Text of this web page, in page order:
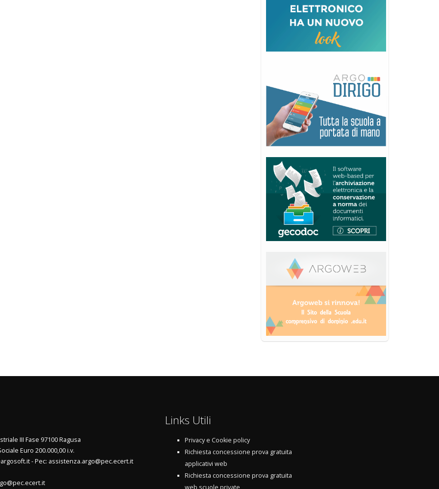
III Fase 97100 Ragusa
Euro 200.000,00 i.v.
- Pec: assistenza.argo@pec.ecert.it
Links Utili
Privacy e Cookie policy
Richiesta concessione prova gratuita
applicativi web
Richiesta concessione prova gratuita
web scuole private